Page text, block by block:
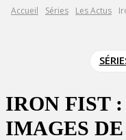
Accueil Séries Les Actus
IRON FIST
IMAGES